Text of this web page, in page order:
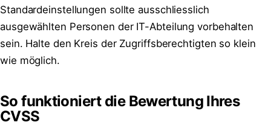
Standardeinstellungen sollte ausschliesslich
ausgewählten Personen der IT-Abteilung vorbehalten
sein. Halte den Kreis der Zugriffsberechtigten so klein
wie möglich.
So funktioniert die Bewertung Ihres
CVSS